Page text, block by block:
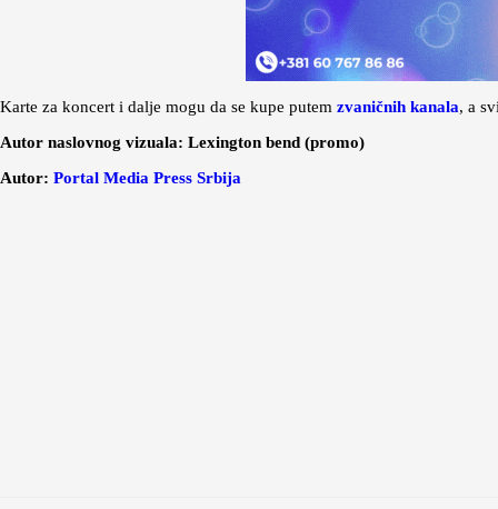
Karte za koncert i dalje mogu da se kupe putem zvaničnih kanala, a
Autor naslovnog vizuala: Lexington bend (promo)
Autor: Portal Media Press Srbija